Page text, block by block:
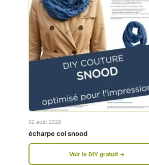
w
w
f
e
b
o
w
w
.
i
t
g
02 août 2026
écharpe col snood
Voir le DIY gratuit →